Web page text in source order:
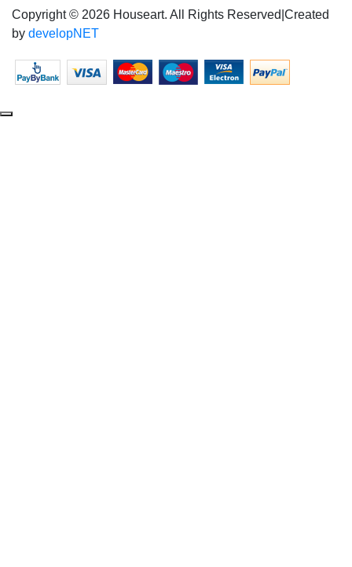
Copyright © 2026 Houseart. All Rights Reserved Created
by developNET